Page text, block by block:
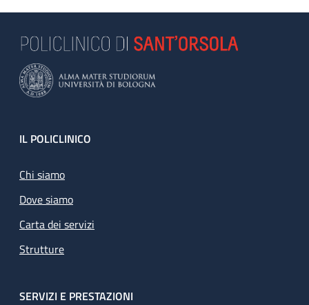
Footer
IL POLICLINICO
Chi siamo
Dove siamo
Carta dei servizi
Strutture
SERVIZI E PRESTAZIONI